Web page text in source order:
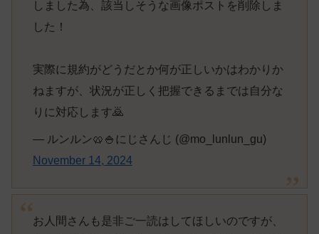
しました為、該当しそうな画像ポストを削除しま
した！
実際に規約がどうだとか何が正しいかはわかりか
ねますが、状況が正しく把握できるまでは自分な
りに対応します🙇
— ルンルン🥨🍚にじさんじ (@mo_lunlun_gu)
November 14, 2024
お人間さんも是非ご一読はしてほしいのですが、